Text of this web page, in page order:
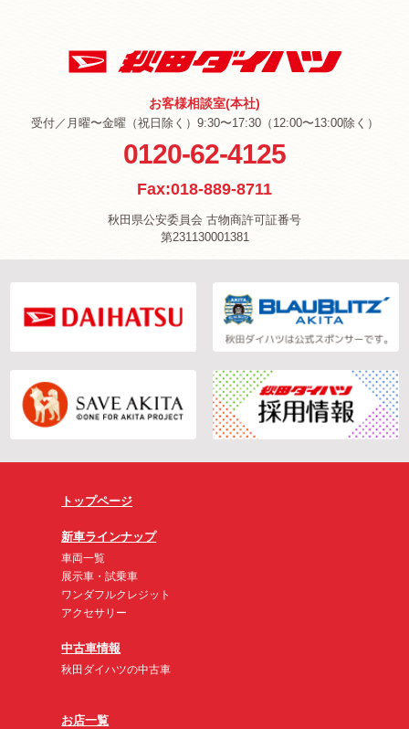
お客様相談室(本社)
受付／月曜〜金曜（祝日除く）9:30〜17:30（12:00〜13:00除く）
0120-62-4125
Fax:018-889-8711
秋田県公安委員会 古物商許可証番号
第231130001381
トップページ
新車ラインナップ
車両一覧
展示車・試乗車
ワンダフルクレジット
アクセサリー
中古車情報
秋田ダイハツの中古車
お店一覧